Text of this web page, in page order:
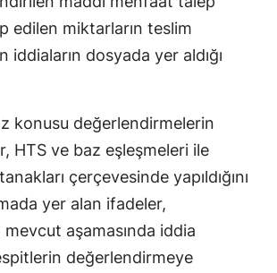
edilen miktarların teslim
iddiaların dosyada yer aldığı
konusu değerlendirmelerin
HTS ve baz eşleşmeleri ile
çerçevesinde yapıldığını
yer alan ifadeler,
mevcut aşamasında iddia
değerlendirmeye